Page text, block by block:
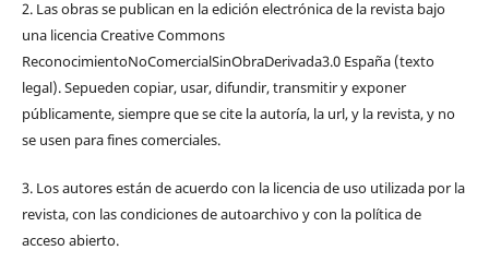
2. Las obras se publican en la edición electrónica de la revista bajo
una licencia Creative Commons
ReconocimientoNoComercialSinObraDerivada3.0 España (texto
legal). Sepueden copiar, usar, difundir, transmitir y exponer
públicamente, siempre que se cite la autoría, la url, y la revista, y no
se usen para fines comerciales.
3. Los autores están de acuerdo con la licencia de uso utilizada por la
revista, con las condiciones de autoarchivo y con la política de
acceso abierto.